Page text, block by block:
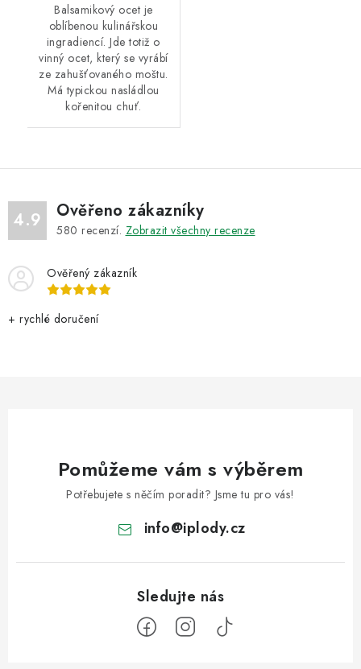
Balsamikový ocet je
oblíbenou kulinářskou
ingradiencí. Jde totiž o
vinný ocet, který se vyrábí
ze zahušťovaného moštu.
Má typickou nasládlou
kořenitou chuť.
4.9 Ověřeno zákazníky
580 recenzí. Zobrazit všechny recenze
Ověřený zákazník
+ rychlé doručení
Pomůžeme vám s výběrem
Potřebujete s něčím poradit? Jsme tu pro vás!
info@iplody.cz